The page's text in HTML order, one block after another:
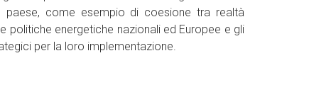
paese, come esempio di coesione tra realtà
politiche energetiche nazionali ed Europee e gli
per la loro implementazione.